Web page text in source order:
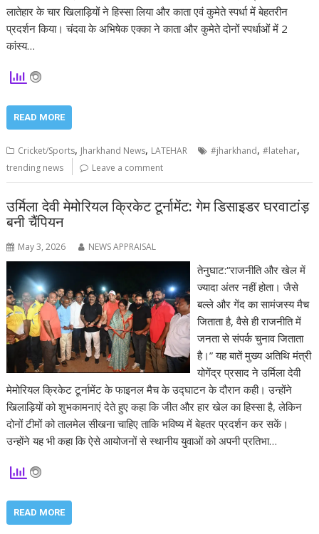
लातेहार के चार खिलाड़ियों ने हिस्सा लिया और काता एवं कुमेते स्पर्धा में बेहतरीन
प्रदर्शन किया। चंदवा के अभिषेक एक्का ने काता और कुमेते दोनों स्पर्धाओं में 2
कांस्य…
READ MORE
Cricket/Sports, Jharkhand News, LATEHAR #jharkhand,#latehar,
trending news Leave a comment
उर्मिला देवी मेमोरियल क्रिकेट टूर्नामेंट: गेम डिसाइडर घरवाटांड़
बनी चैंपियन
May 3, 2026 NEWS APPRAISAL
तेनुघाट:“राजनीति और खेल में
ज्यादा अंतर नहीं होता। जैसे
बल्ले और गेंद का सामंजस्य मैच
जिताता है, वैसे ही राजनीति में
जनता से संपर्क चुनाव जिताता
है।” यह बातें मुख्य अतिथि मंत्री
योगेंद्र प्रसाद ने उर्मिला देवी
मेमोरियल क्रिकेट टूर्नामेंट के फाइनल मैच के उद्घाटन के दौरान कही। उन्होंने
खिलाड़ियों को शुभकामनाएं देते हुए कहा कि जीत और हार खेल का हिस्सा है, लेकिन
दोनों टीमों को तालमेल सीखना चाहिए ताकि भविष्य में बेहतर प्रदर्शन कर सकें।
उन्होंने यह भी कहा कि ऐसे आयोजनों से स्थानीय युवाओं को अपनी प्रतिभा…
READ MORE